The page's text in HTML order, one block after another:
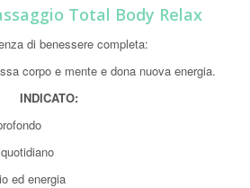
Total Body Relax
di benessere completa:
corpo e mente e dona nuova energia.
INDICATO:
ed energia